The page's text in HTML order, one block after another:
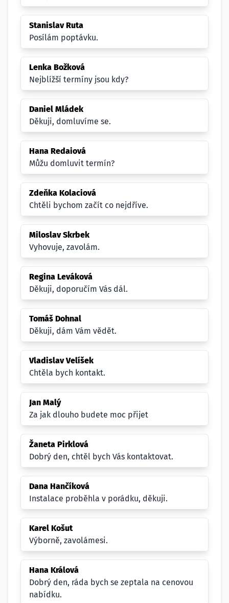
Stanislav Ruta
Posílám poptávku.
Lenka Božková
Nejblížší termíny jsou kdy?
Daniel Mládek
Děkuji, domluvíme se.
Hana Redaiová
Můžu domluvit termín?
Zdeňka Kolaciová
Chtěli bychom začít co nejdříve.
Miloslav Skrbek
Vyhovuje, zavolám.
Regina Leváková
Děkuji, doporučím Vás dál.
Tomáš Dohnal
Děkuji, dám Vám vědět.
Vladislav Velíšek
Chtěla bych kontakt.
Jan Malý
Za jak dlouho budete moc přijet
Žaneta Pirklová
Dobrý den, chtěl bych Vás kontaktovat.
Dana Hančíková
Instalace proběhla v porádku, děkuji.
Karel Košut
Výborně, zavolámesi.
Hana Králová
Dobrý den, ráda bych se zeptala na cenovou
nabídku.